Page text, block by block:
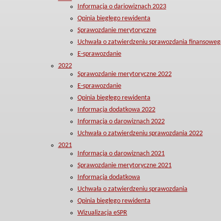
Informacja o dariowiznach 2023
Opinia biegłego rewidenta
Sprawozdanie merytoryczne
Uchwała o zatwierdzeniu sprawozdania
E-sprawozdanie
2022
Sprawozdanie merytoryczne 2022
E-sprawozdanie
Opinia biegłego rewidenta
Informacja dodatkowa 2022
Informacja o darowiznach 2022
Uchwała o zatwierdzeniu sprawozdania 2022
2021
Informacja o darowiznach 2021
Sprawozdanie merytoryczne 2021
Informacja dodatkowa
Uchwała o zatwierdzeniu sprawozdania
Opinia biegłego rewidenta
Wizualizacja eSPR